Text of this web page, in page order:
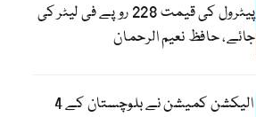
پیٹرول کی قیمت 228 روپے فی لیٹر کی
جائے، حافظ نعیم الرحمان
الیکشن کمیشن نے بلوچستان کے 4